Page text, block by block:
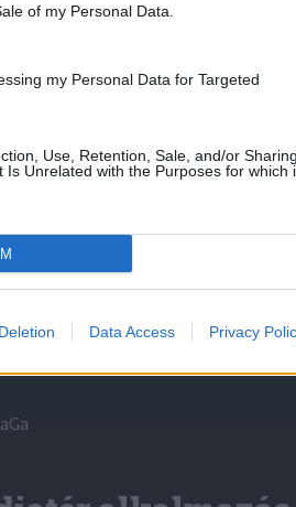
of my Personal Data.
my Personal Data for Targeted
Use, Retention, Sale, and/or Sharing
Is Unrelated with the Purposes for which
Data Access Privacy